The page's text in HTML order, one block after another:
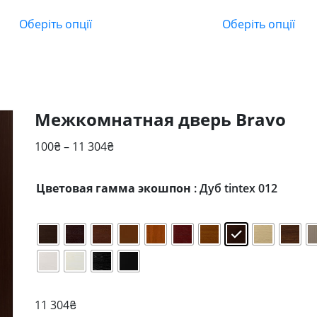
Оберіть опції
від
0₴
Оберіть опції
Межкомнатная дверь Bravo
100₴– 11 304₴Діапазон
100₴
304₴
Цветовая гамма экошпон : Дуб tintex 012
11 304₴